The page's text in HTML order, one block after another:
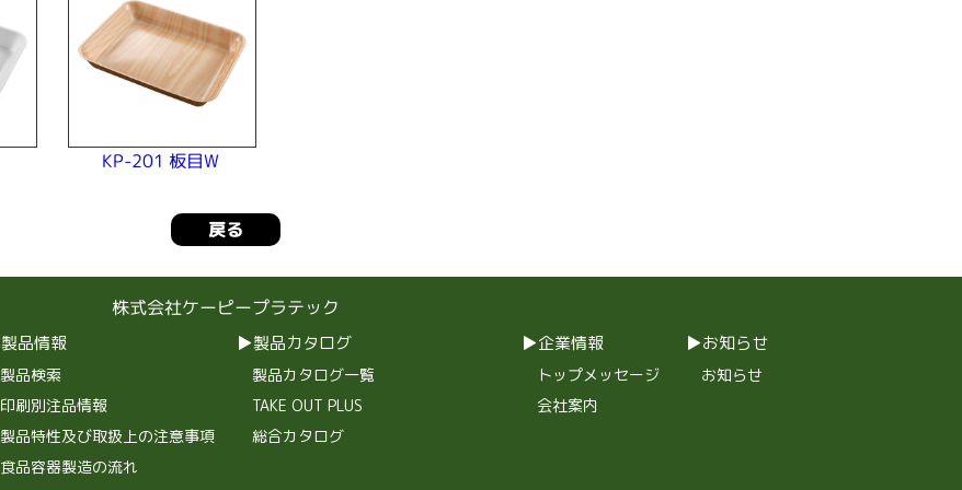
KP-201 板目W
戻る
株式会社ケーピープラテック
製品情報
製品検索
印刷別注品情報
製品特性及び取扱上の注意事項
食品容器製造の流れ
製品カタログ
製品カタログ一覧
TAKE OUT PLUS
総合カタログ
企業情報
トップメッセージ
会社案内
お知らせ
お知らせ